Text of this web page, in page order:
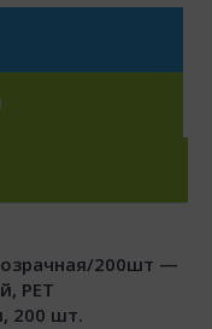
200шт —
PET
200 шт.